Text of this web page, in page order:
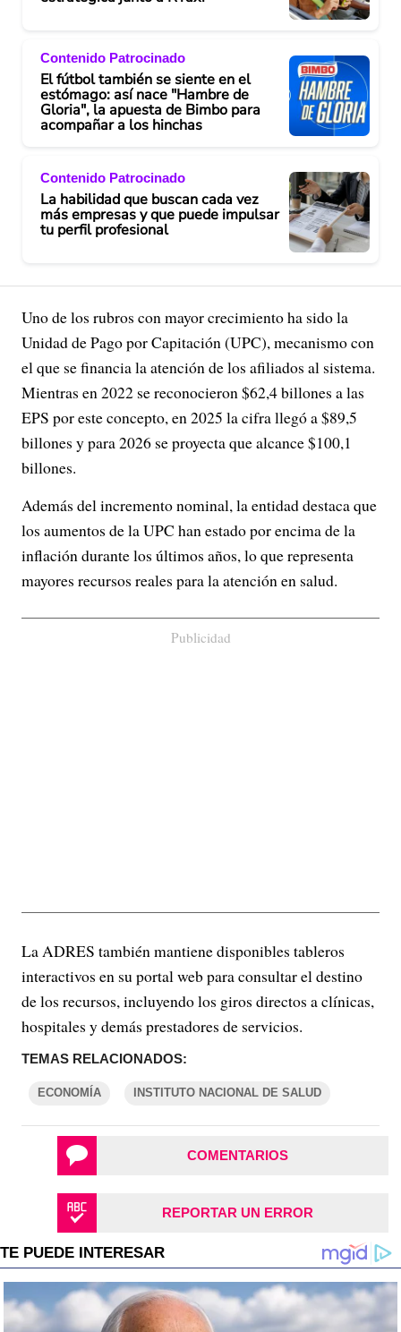
Contenido Patrocinado
El fútbol también se siente en el
estómago: así nace "Hambre de
Gloria", la apuesta de Bimbo para
acompañar a los hinchas
Contenido Patrocinado
La habilidad que buscan cada vez
más empresas y que puede impulsar
tu perfil profesional
Uno de los rubros con mayor crecimiento ha sido la
Unidad de Pago por Capitación (UPC), mecanismo con
el que se financia la atención de los afiliados al sistema.
Mientras en 2022 se reconocieron $62,4 billones a las
EPS por este concepto, en 2025 la cifra llegó a $89,5
billones y para 2026 se proyecta que alcance $100,1
billones.
Además del incremento nominal, la entidad destaca que
los aumentos de la UPC han estado por encima de la
inflación durante los últimos años, lo que representa
mayores recursos reales para la atención en salud.
Publicidad
La ADRES también mantiene disponibles tableros
interactivos en su portal web para consultar el destino
de los recursos, incluyendo los giros directos a clínicas,
hospitales y demás prestadores de servicios.
TEMAS RELACIONADOS:
ECONOMÍA INSTITUTO NACIONAL DE SALUD
COMENTARIOS
REPORTAR UN ERROR